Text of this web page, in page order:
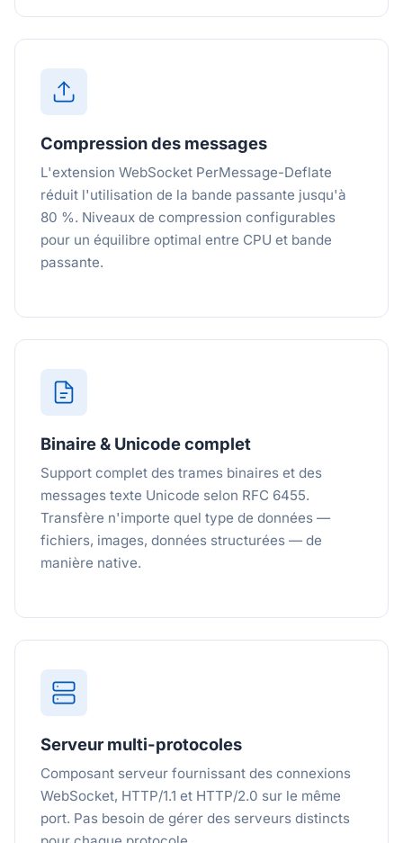
Compression des messages
L'extension WebSocket PerMessage-Deflate
réduit l'utilisation de la bande passante jusqu'à
80 %. Niveaux de compression configurables
pour un équilibre optimal entre CPU et bande
passante.
Binaire & Unicode complet
Support complet des trames binaires et des
messages texte Unicode selon RFC 6455.
Transfère n'importe quel type de données —
fichiers, images, données structurées — de
manière native.
Serveur multi-protocoles
Composant serveur fournissant des connexions
WebSocket, HTTP/1.1 et HTTP/2.0 sur le même
port. Pas besoin de gérer des serveurs distincts